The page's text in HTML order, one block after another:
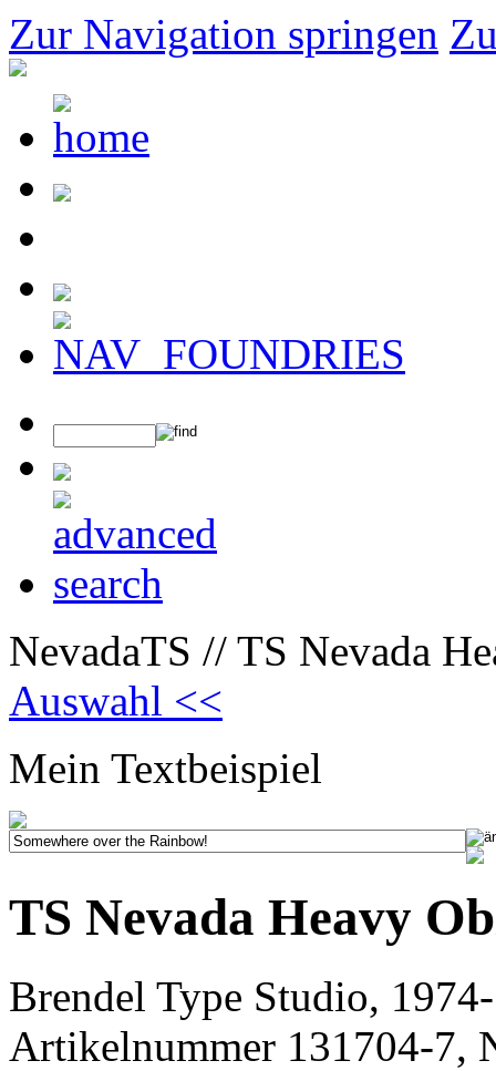
Zur Navigation springen
NevadaTS // TS Nevada
Auswahl <<
Mein Textbeispiel
TS Nevada Heavy
Brendel Type Studio,
Artikelnummer 131704-7,